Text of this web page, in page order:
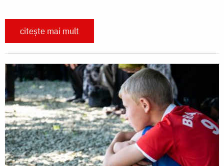
citește mai mult